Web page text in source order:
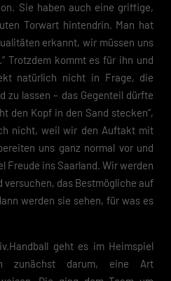
Sie haben auch eine griffige,
Torwart hintendrin. Man hat
erkannt, wir müssen uns
Trotzdem kommt es für ihn und
natürlich nicht in Frage, die
zu lassen – das Gegenteil dürfte
den Kopf in den Sand stecken“,
nicht, weil wir den Auftakt mit
uns ganz normal vor und
Freude ins Saarland. Wir werden
versuchen, das Bestmögliche auf
werden sie sehen, für was es
geht es im Heimspiel
zunächst darum, eine Art
Funktionen und sind für die
erforderlich.
anzeigen
Datenschutzerklärung